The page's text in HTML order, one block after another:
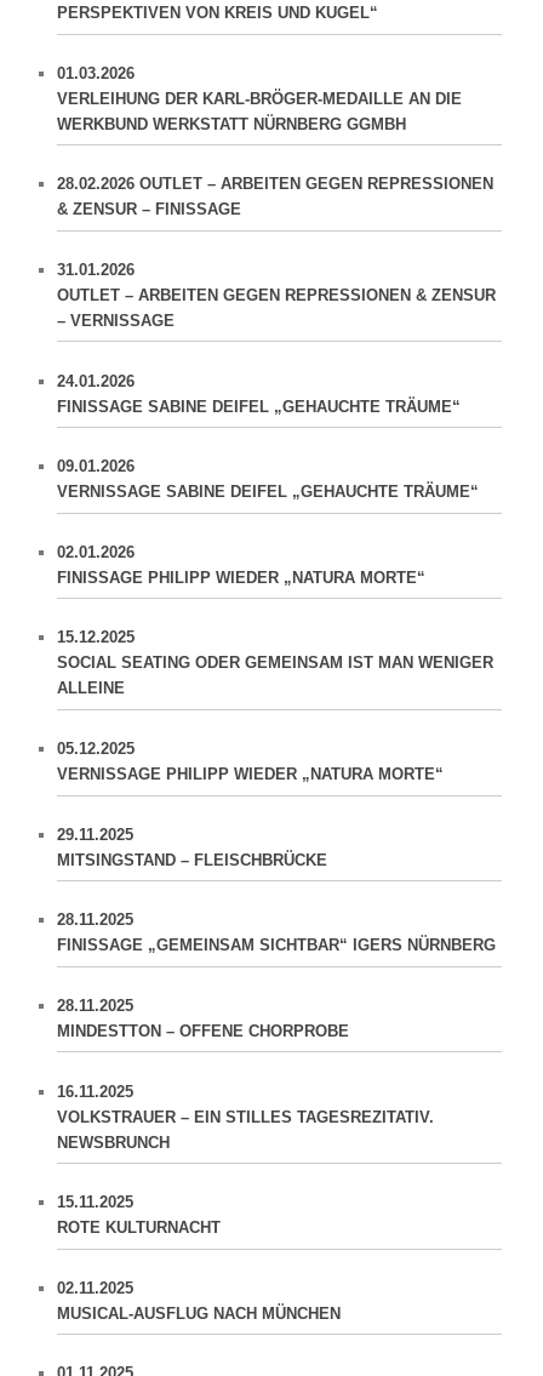
PERSPEKTIVEN VON KREIS UND KUGEL“
01.03.2026
VERLEIHUNG DER KARL-BRÖGER-MEDAILLE AN DIE
WERKBUND WERKSTATT NÜRNBERG GGMBH
28.02.2026 OUTLET – ARBEITEN GEGEN REPRESSIONEN
& ZENSUR – FINISSAGE
31.01.2026
OUTLET – ARBEITEN GEGEN REPRESSIONEN & ZENSUR
– VERNISSAGE
24.01.2026
FINISSAGE SABINE DEIFEL „GEHAUCHTE TRÄUME“
09.01.2026
VERNISSAGE SABINE DEIFEL „GEHAUCHTE TRÄUME“
02.01.2026
FINISSAGE PHILIPP WIEDER „NATURA MORTE“
15.12.2025
SOCIAL SEATING ODER GEMEINSAM IST MAN WENIGER
ALLEINE
05.12.2025
VERNISSAGE PHILIPP WIEDER „NATURA MORTE“
29.11.2025
MITSINGSTAND – FLEISCHBRÜCKE
28.11.2025
FINISSAGE „GEMEINSAM SICHTBAR“ IGERS NÜRNBERG
28.11.2025
MINDESTTON – OFFENE CHORPROBE
16.11.2025
VOLKSTRAUER – EIN STILLES TAGESREZITATIV.
NEWSBRUNCH
15.11.2025
ROTE KULTURNACHT
02.11.2025
MUSICAL-AUSFLUG NACH MÜNCHEN